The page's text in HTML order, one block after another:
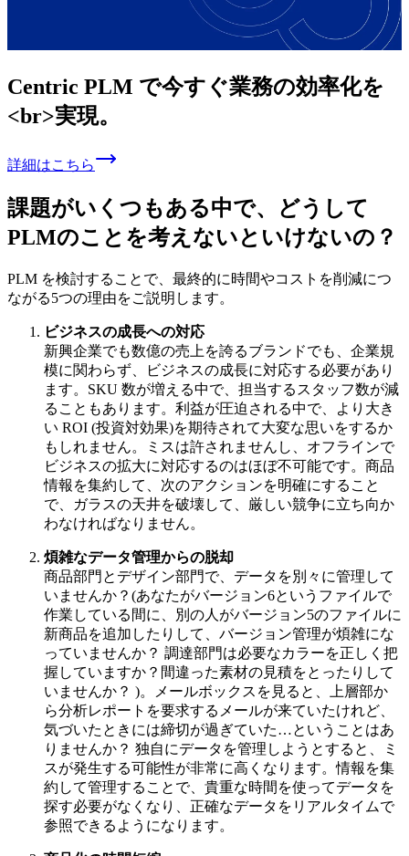
Centric PLM で今すぐ業務の効率化を
<br>実現。
詳細はこちら
課題がいくつもある中で、どうして
PLMのことを考えないといけないの？
PLM を検討することで、最終的に時間やコストを削減につ
ながる5つの理由をご説明します。
ビジネスの成長への対応
新興企業でも数億の売上を誇るブランドでも、企業規
模に関わらず、ビジネスの成長に対応する必要があり
ます。SKU 数が増える中で、担当するスタッフ数が減
ることもあります。利益が圧迫される中で、より大き
い ROI (投資対効果)を期待されて大変な思いをするか
もしれません。ミスは許されませんし、オフラインで
ビジネスの拡大に対応するのはほぼ不可能です。商品
情報を集約して、次のアクションを明確にすること
で、ガラスの天井を破壊して、厳しい競争に立ち向か
わなければなりません。
煩雑なデータ管理からの脱却
商品部門とデザイン部門で、データを別々に管理して
いませんか？(あなたがバージョン6というファイルで
作業している間に、別の人がバージョン5のファイルに
新商品を追加したりして、バージョン管理が煩雑にな
っていませんか？ 調達部門は必要なカラーを正しく把
握していますか？間違った素材の見積をとったりして
いませんか？ )。メールボックスを見ると、上層部か
ら分析レポートを要求するメールが来ていたけれど、
気づいたときには締切が過ぎていた…ということはあ
りませんか？ 独自にデータを管理しようとすると、ミ
スが発生する可能性が非常に高くなります。情報を集
約して管理することで、貴重な時間を使ってデータを
探す必要がなくなり、正確なデータをリアルタイムで
参照できるようになります。